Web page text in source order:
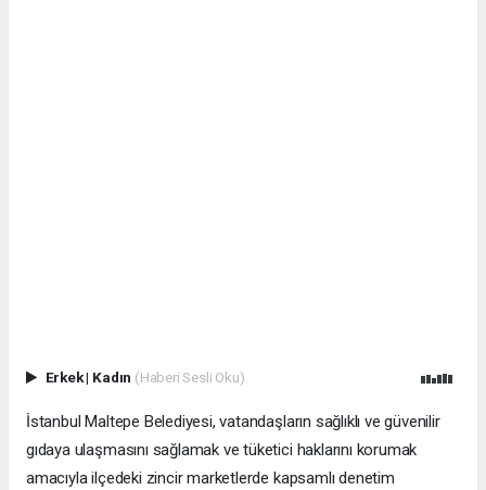
Erkek| Kadın (Haberi Sesli Oku)
İstanbul Maltepe Belediyesi, vatandaşların sağlıklı ve güvenilir
gıdaya ulaşmasını sağlamak ve tüketici haklarını korumak
amacıyla ilçedeki zincir marketlerde kapsamlı denetim